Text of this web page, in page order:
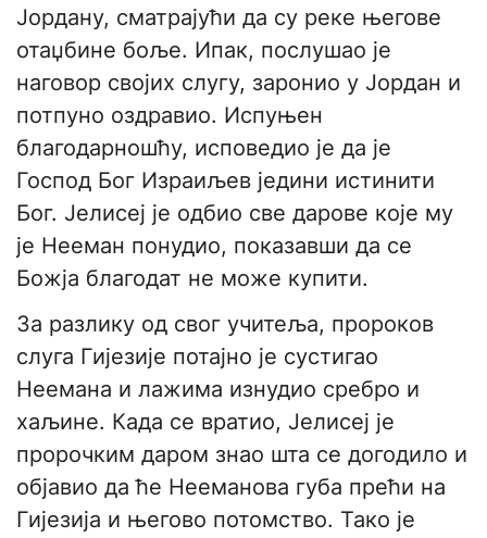
Јордану, сматрајући да су реке његове
отаџбине боље. Ипак, послушао је
наговор својих слугу, заронио у Јордан и
потпуно оздравио. Испуњен
благодарношћу, исповедио је да је
Господ Бог Израиљев једини истинити
Бог. Јелисеј је одбио све дарове које му
је Нееман понудио, показавши да се
Божја благодат не може купити.
За разлику од свог учитеља, пророков
слуга Гијезије потајно је сустигао
Неемана и лажима изнудио сребро и
хаљине. Када се вратио, Јелисеј је
пророчким даром знао шта се догодило и
објавио да ће Нееманова губа прећи на
Гијезија и његово потомство. Тако је